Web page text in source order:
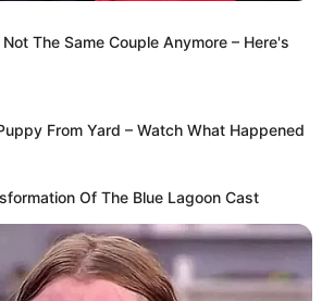
The Same Couple Anymore – Here's
From Yard – Watch What Happened
Of The Blue Lagoon Cast